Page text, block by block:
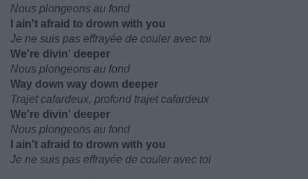
Nous plongeons au fond
I ain't afraid to drown with you
Je ne suis pas effrayée de couler avec toi
We're divin' deeper
Nous plongeons au fond
Way down way down deeper
Trajet cafardeux, profond trajet cafardeux
We're divin' deeper
Nous plongeons au fond
I ain't afraid to drown with you
Je ne suis pas effrayée de couler avec toi